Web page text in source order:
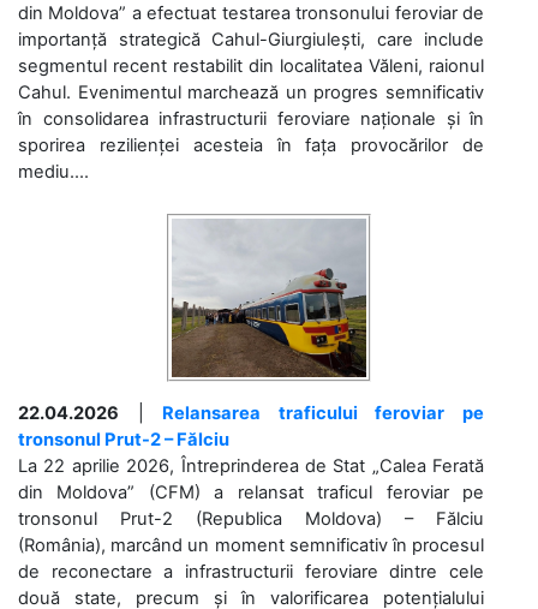
din Moldova” a efectuat testarea tronsonului feroviar de
importanță strategică Cahul-Giurgiulești, care include
segmentul recent restabilit din localitatea Văleni, raionul
Cahul. Evenimentul marchează un progres semnificativ
în consolidarea infrastructurii feroviare naționale și în
sporirea rezilienței acesteia în fața provocărilor de
mediu....
22.04.2026
Relansarea traficului feroviar pe
tronsonul Prut-2 – Fălciu
La 22 aprilie 2026, Întreprinderea de Stat „Calea Ferată
din Moldova” (CFM) a relansat traficul feroviar pe
tronsonul Prut-2 (Republica Moldova) – Fălciu
(România), marcând un moment semnificativ în procesul
de reconectare a infrastructurii feroviare dintre cele
două state, precum și în valorificarea potențialului